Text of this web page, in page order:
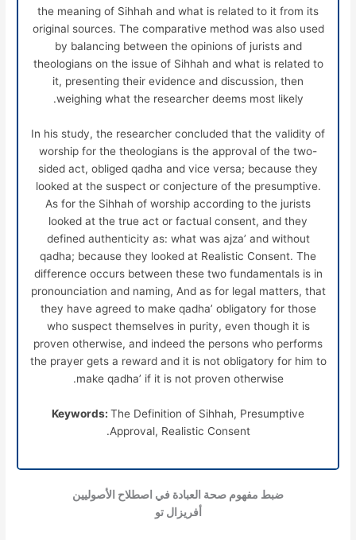
the meaning of Sihhah and what is related to it from its
original sources. The comparative method was also used
by balancing between the opinions of jurists and
theologians on the issue of Sihhah and what is related to
it, presenting their evidence and discussion, then
weighing what the researcher deems most likely.
In his study, the researcher concluded that the validity of
worship for the theologians is the approval of the two-
sided act, obliged qadha and vice versa; because they
looked at the suspect or conjecture of the presumptive.
As for the Sihhah of worship according to the jurists
looked at the true act or factual consent, and they
defined authenticity as: what was ajza’ and without
qadha; because they looked at Realistic Consent. The
difference occurs between these two fundamentals is in
pronounciation and naming, And as for legal matters, that
they have agreed to make qadha’ obligatory for those
who suspect themselves in purity, even though it is
proven otherwise, and indeed the persons who performs
the prayer gets a reward and it is not obligatory for him to
make qadha’ if it is not proven otherwise.
Keywords: The Definition of Sihhah, Presumptive
Approval, Realistic Consent.
ضبط مفهوم صحة العبادة في اصطلاح الأصوليين
أفريزال تو